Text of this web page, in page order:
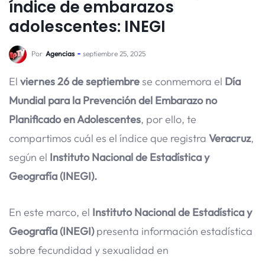
índice de embarazos
adolescentes: INEGI
Por Agencias septiembre 25, 2025
El viernes 26 de septiembrese conmemora el Día
Mundial para la Prevención del Embarazo no
Planificado en Adolescentes, por ello, te
compartimos cuál es el índice que registra Veracruz,
según el Instituto Nacional de Estadística y
Geografía (INEGI).
En este marco, el Instituto Nacional de Estadística y
Geografía (INEGI)presenta información estadística
sobre fecundidad y sexualidad en